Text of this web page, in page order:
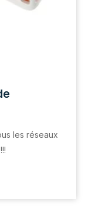
les réseaux